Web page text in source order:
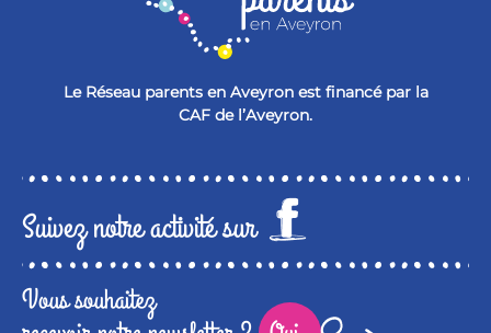
Le Réseau parents en Aveyron est financé par la
CAF de l’Aveyron.
Suivez notre activité sur
Vous souhaitez